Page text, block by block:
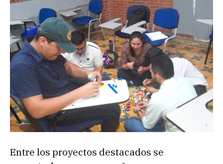
Entre los proyectos destacados se